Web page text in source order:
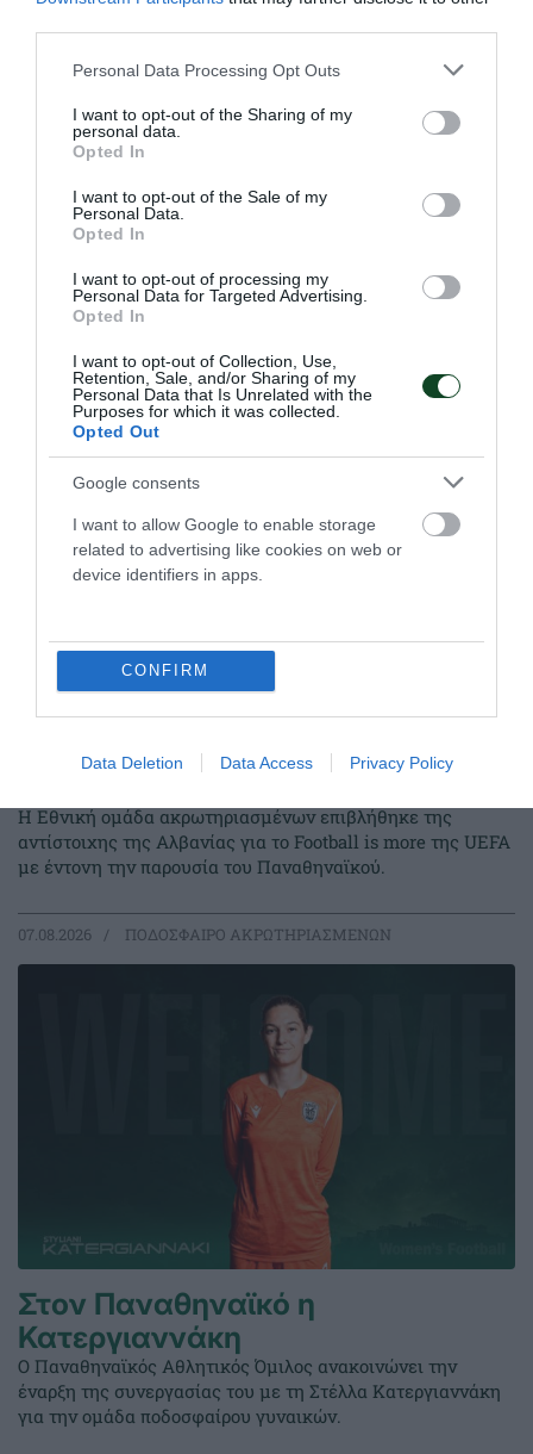
Please note that this website/app uses one or more Google
not limited to your visit or usage behaviour. You may click to
grant or deny consent to Google and its third-party tags to
use your data for below specified purposes in below Google
consent section.
Personal Data Processing Opt Outs
I want to opt-out of the Sharing of my
personal data.
Opted In
I want to opt-out of the Sale of my
Personal Data.
Opted In
I want to opt-out of processing my
Personal Data for Targeted Advertising.
Opted In
I want to opt-out of Collection, Use,
Retention, Sale, and/or Sharing of my
Personal Data that Is Unrelated with the
Purposes for which it was collected.
Opted Out
Google consents
I want to allow Google to enable storage
related to advertising like cookies on web or
device identifiers in apps.
CONFIRM
Data Deletion Data Access Privacy Policy
Σαν σήμερα το 2017-Δεύτερη
στην Ευρώπη η Σαλπιγγίδου
Η αρσιβαρίστρια του Παναθηναϊκού, Άννα Σαλπιγγίδου,
συμμετείχε με τα “γαλανόλευκα” στο Ευρωπαϊκό
Πρωτάθλημα Κ15-Κ17, που διεξήχθη στη Πρίστινα και
κατέκτησε την δεύτερη θέση στην κατηγορία των 75 κιλών
που αγωνίστηκε.
29.09.2025 ΑΚΑΔΗΜΙΑ ΑΡΣΗ ΒΑΡΩΝ
ΤΕΛΕΥΤΑΙΑ ΝΕΑ
Η Εθνική ομάδα ακρωτηριασμένων επιβλήθηκε της
αντίστοιχης της Αλβανίας για το Football is more της UEFA
με έντονη την παρουσία του Παναθηναϊκού.
07.08.2026 ΠΟΔΟΣΦΑΙΡΟ ΑΚΡΩΤΗΡΙΑΣΜΕΝΩΝ
Στον Παναθηναϊκό η
Κατεργιαννάκη
Ο Παναθηναϊκός Αθλητικός Όμιλος ανακοινώνει την
έναρξη της συνεργασίας του με τη Στέλλα Κατεργιαννάκη
για την ομάδα ποδοσφαίρου γυναικών.